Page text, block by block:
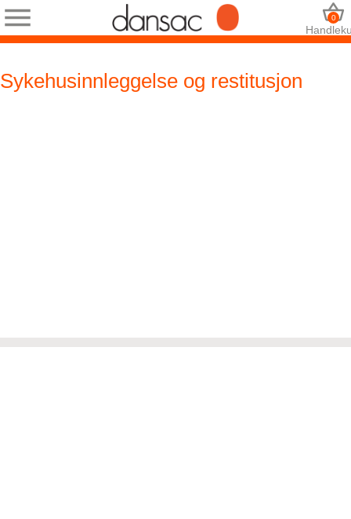
0
Sykehusinnleggelse og restitusjon